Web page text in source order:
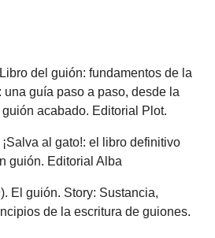
del guión: fundamentos de la
una guía paso a paso, desde la
acabado. Editorial Plot.
al gato!: el libro definitivo
guión. Editorial Alba
El guión. Story: Sustancia,
de la escritura de guiones.